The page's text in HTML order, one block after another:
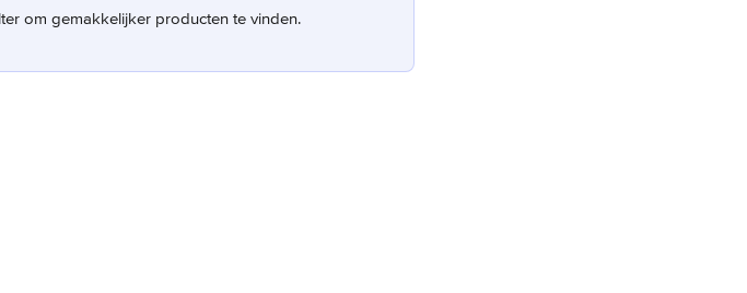
om gemakkelijker producten te vinden.